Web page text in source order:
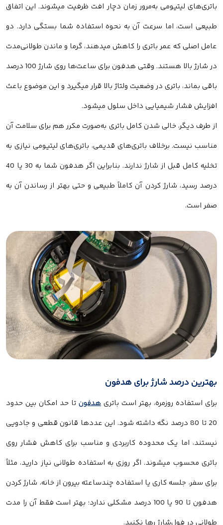
باتری‌های لیتیومی به‌مرور زمان دچار افت ظرفیت میشوند. این اتفاق
طبیعی است، اما سرعت آن به نحوه استفاده شما بستگی دارد. دو
عامل اصلی که عمر باتری را کاهش میدهند، گرما و ماندن طولانی‌مدت
در شارژ بالا هستند. وقتی هدفون برای ساعت‌ها روی شارژ 100 درصد
باقی بماند، باتری در وضعیت ولتاژ بالا قرار میگیرد و این موضوع باعث
افزایش فشار شیمیایی داخل سلول میشود.
از طرف دیگر، خالی شدن کامل باتری به‌صورت مکرر هم برای سلامت آن
مناسب نیست. برخلاف باتری‌های قدیمی، باتری‌های لیتیومی نیازی به
تخلیه کامل قبل از شارژ ندارند. بنابراین اگر هدفون شما به 30 یا 40
درصد رسید، شارژ کردن آن کاملاً طبیعی و حتی بهتر از رساندن آن به
صفر است.
بهترین درصد شارژ برای هدفون
برای استفاده روزمره، بهتر است باتری هدفون تا حد امکان بین حدود
20 تا 80 درصد نگه داشته شود. این عددها قانون قطعی و جادویی
نیستند، اما یک محدوده کاربردی و مناسب برای کاهش فشار روی
باتری محسوب میشوند. اگر روزی به استفاده طولانی نیاز دارید، مثلاً
برای سفر، جلسه کاری یا استفاده چندساعته بیرون از خانه، شارژ کردن
هدفون تا 90 یا 100 درصد مشکلی ندارد؛ بهتر است فقط آن را مدت
طولانی در فول‌شارژ رها نکنید.